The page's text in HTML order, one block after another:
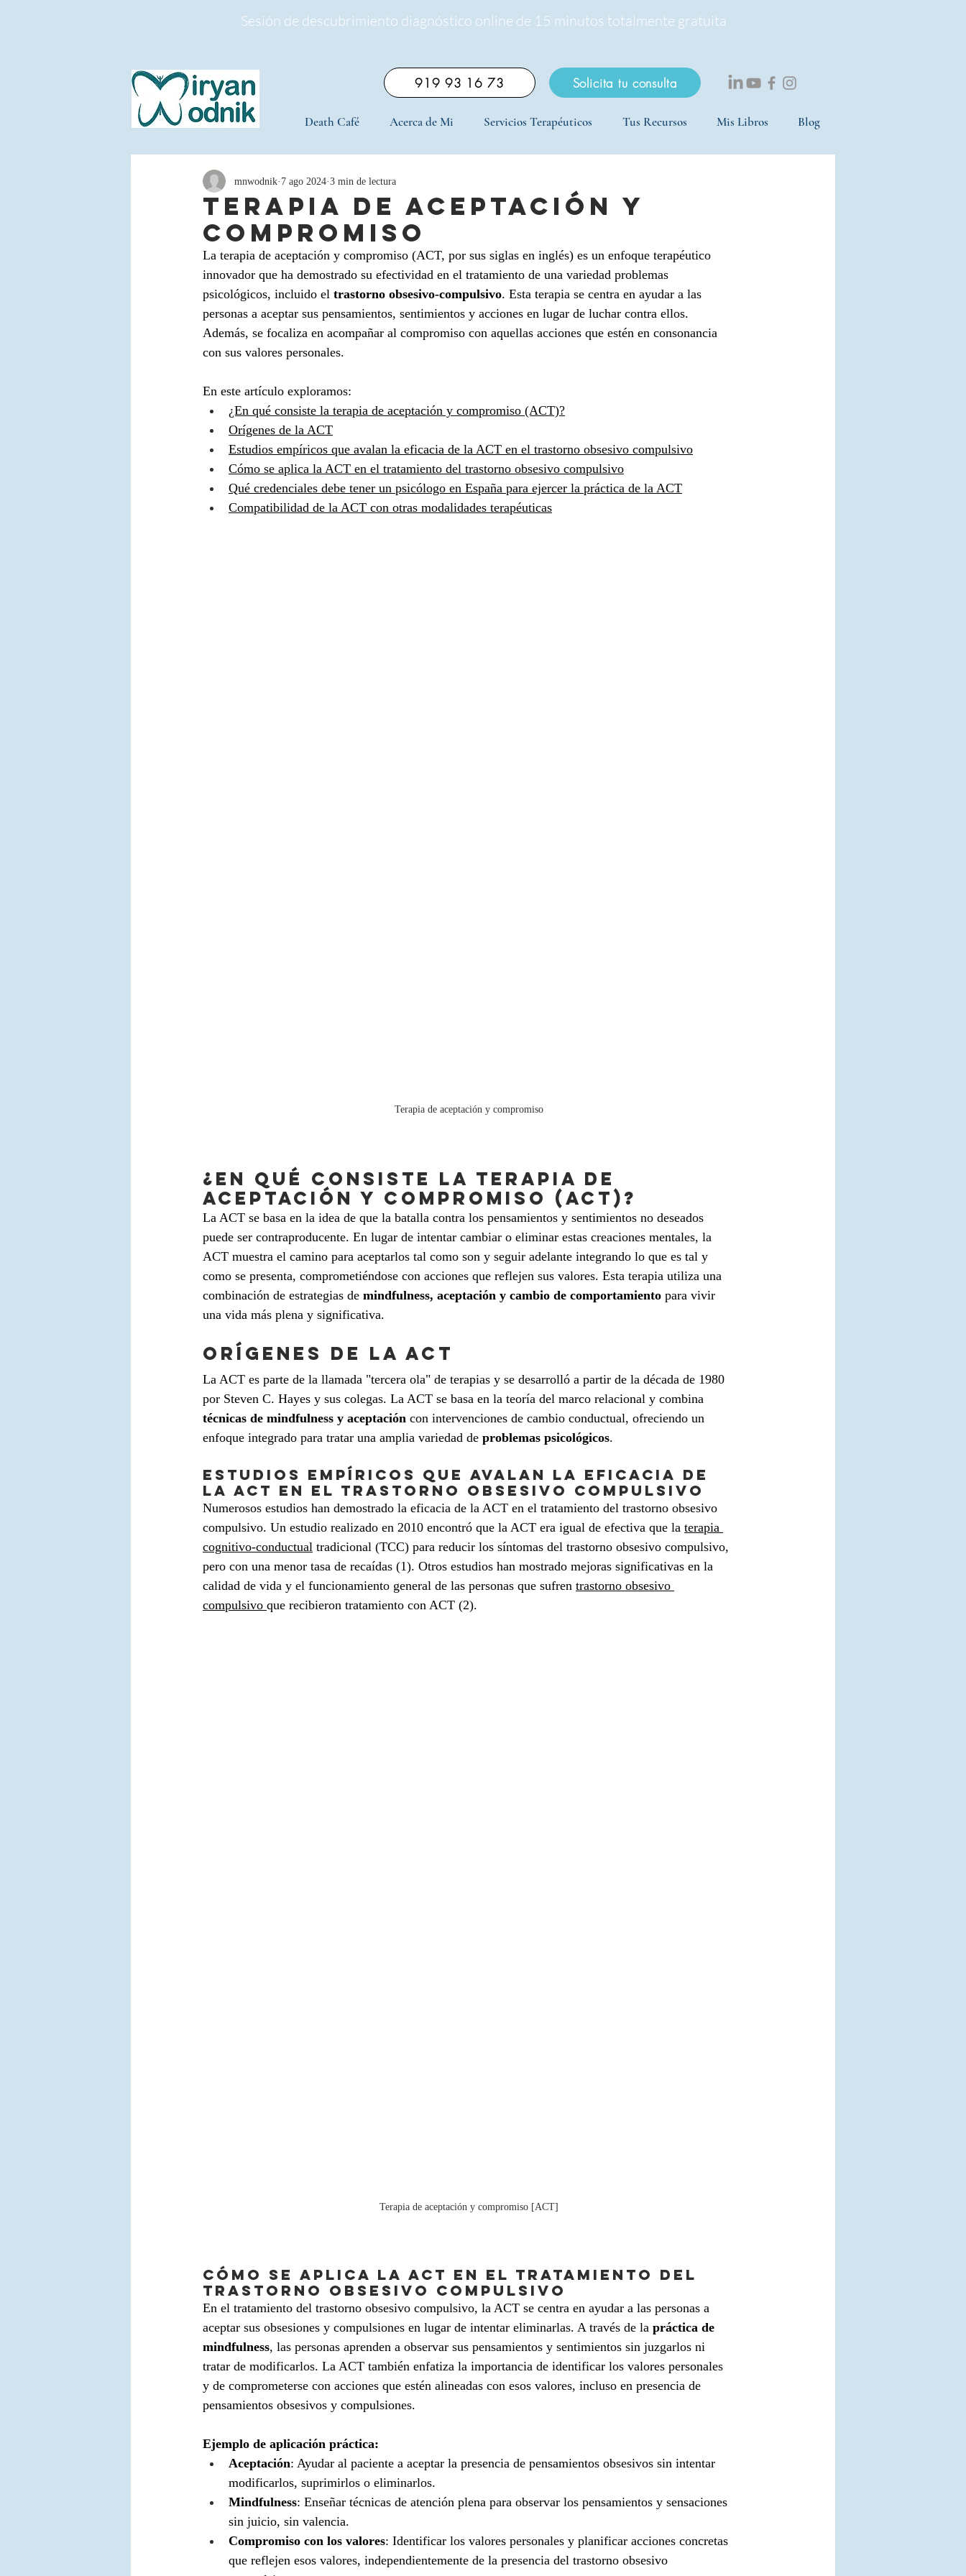
Sesión de descubrimiento diagnóstico online de 15 minutos totalmente gratuita
919 93 16 73 Solicita tu consulta
Death Café Acerca de Mi Servicios Terapéuticos Tus Recursos Mis Libros Blog
Terapia de aceptación y
compromiso
mnwodnik 7 ago 2024 3 min de lectura
La terapia de aceptación y compromiso (ACT, por sus siglas en inglés) es un enfoque terapéutico
innovador que ha demostrado su efectividad en el tratamiento de una variedad problemas
psicológicos, incluido el trastorno obsesivo-compulsivo. Esta terapia se centra en ayudar a las
personas a aceptar sus pensamientos, sentimientos y acciones en lugar de luchar contra ellos.
Además, se focaliza en acompañar al compromiso con aquellas acciones que estén en consonancia
con sus valores personales.
En este artículo exploramos:
¿En qué consiste la terapia de aceptación y compromiso (ACT)?
Orígenes de la ACT
Estudios empíricos que avalan la eficacia de la ACT en el trastorno obsesivo compulsivo
Cómo se aplica la ACT en el tratamiento del trastorno obsesivo compulsivo
Qué credenciales debe tener un psicólogo en España para ejercer la práctica de la ACT
Compatibilidad de la ACT con otras modalidades terapéuticas
Terapia de aceptación y compromiso
¿En qué consiste la terapia de
aceptación y compromiso (ACT)?
La ACT se basa en la idea de que la batalla contra los pensamientos y sentimientos no deseados
puede ser contraproducente. En lugar de intentar cambiar o eliminar estas creaciones mentales, la
ACT muestra el camino para aceptarlos tal como son y seguir adelante integrando lo que es tal y
como se presenta, comprometiéndose con acciones que reflejen sus valores. Esta terapia utiliza una
combinación de estrategias de mindfulness, aceptación y cambio de comportamiento para vivir
una vida más plena y significativa.
Orígenes de la ACT
La ACT es parte de la llamada "tercera ola" de terapias y se desarrolló a partir de la década de 1980
por Steven C. Hayes y sus colegas. La ACT se basa en la teoría del marco relacional y combina
técnicas de mindfulness y aceptación con intervenciones de cambio conductual, ofreciendo un
enfoque integrado para tratar una amplia variedad de problemas psicológicos.
Estudios empíricos que avalan la eficacia de
la ACT en el trastorno obsesivo compulsivo
Numerosos estudios han demostrado la eficacia de la ACT en el tratamiento del trastorno obsesivo
compulsivo. Un estudio realizado en 2010 encontró que la ACT era igual de efectiva que la terapia
cognitivo-conductual tradicional (TCC) para reducir los síntomas del trastorno obsesivo compulsivo,
pero con una menor tasa de recaídas (1). Otros estudios han mostrado mejoras significativas en la
calidad de vida y el funcionamiento general de las personas que sufren trastorno obsesivo
compulsivo que recibieron tratamiento con ACT (2).
Terapia de aceptación y compromiso [ACT]
Cómo se aplica la ACT en el tratamiento del
trastorno obsesivo compulsivo
En el tratamiento del trastorno obsesivo compulsivo, la ACT se centra en ayudar a las personas a
aceptar sus obsesiones y compulsiones en lugar de intentar eliminarlas. A través de la práctica de
mindfulness, las personas aprenden a observar sus pensamientos y sentimientos sin juzgarlos ni
tratar de modificarlos. La ACT también enfatiza la importancia de identificar los valores personales
y de comprometerse con acciones que estén alineadas con esos valores, incluso en presencia de
pensamientos obsesivos y compulsiones.
Ejemplo de aplicación práctica:
Aceptación: Ayudar al paciente a aceptar la presencia de pensamientos obsesivos sin intentar
modificarlos, suprimirlos o eliminarlos.
Mindfulness: Enseñar técnicas de atención plena para observar los pensamientos y sensaciones
sin juicio, sin valencia.
Compromiso con los valores: Identificar los valores personales y planificar acciones concretas
que reflejen esos valores, independientemente de la presencia del trastorno obsesivo